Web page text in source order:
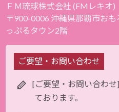
ＦＭ琉球株式会社 (FMレキオ)
〒900-0006 沖縄県那覇市お
っぷるタウン2階
ご要望・お問い合わせ
[ご要望・お問い合わ
ております。